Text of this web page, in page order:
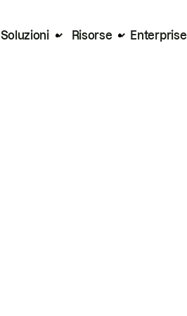
Soluzioni Risorse Enterprise